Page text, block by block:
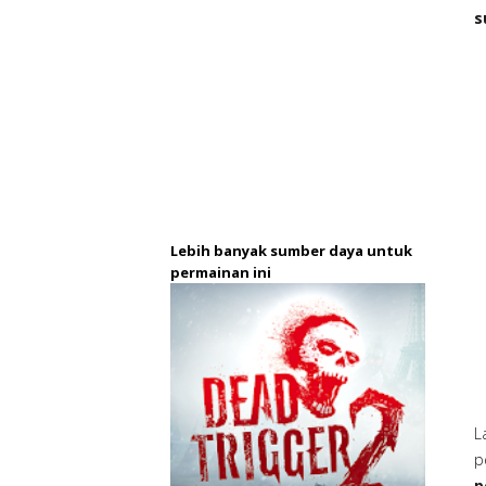
Lebih banyak sumber daya untuk
permainan ini